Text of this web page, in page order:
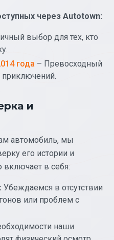
через Autotown:
выбор для тех, кто
года – Превосходный
и
автомобиль, мы
его истории и
включает в себя:
Убеждаемся в отсутствии
или проблем с
наши